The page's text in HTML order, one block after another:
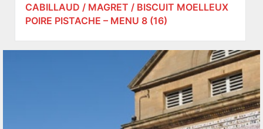
CABILLAUD / MAGRET / BISCUIT MOELLEUX
POIRE PISTACHE – MENU 8 (16)